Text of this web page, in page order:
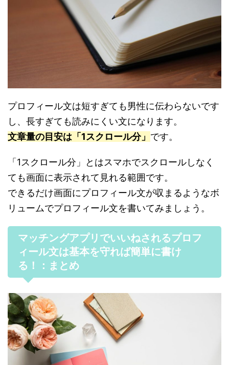
プロフィール文は短すぎても男性に伝わらないです
し、長すぎても読みにくい文になります。
文章量の目安は「1スクロール分」 です。
「1スクロール分」とはスマホでスクロールしなく
ても画面に表示されて見れる範囲です。
できるだけ画面にプロフィール文が収まるようなボ
リュームでプロフィール文を書いてみましょう。
マッチングアプリでいいねされるプロフ
ィール文は基本を守れば簡単に書け
る！：まとめ